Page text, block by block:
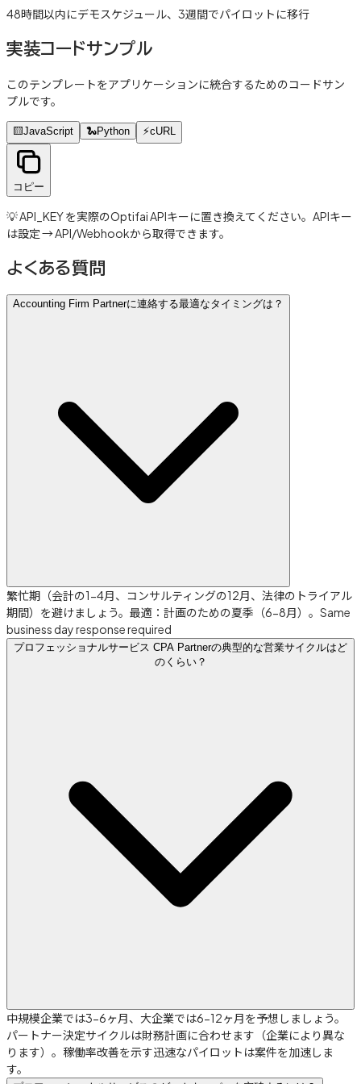
48時間以内にデモスケジュール、3週間でパイロットに移行
実装コードサンプル
このテンプレートをアプリケーションに統合するためのコードサン
プルです。
🟨JavaScript 🐍Python ⚡cURL
コピー
💡 API_KEY を実際のOptifai APIキーに置き換えてください。APIキー
は設定 → API/Webhookから取得できます。
よくある質問
Accounting Firm Partnerに連絡する最適なタイミングは？
繁忙期（会計の1-4月、コンサルティングの12月、法律のトライアル
期間）を避けましょう。最適：計画のための夏季（6-8月）。Same
business day response required
プロフェッショナルサービス CPA Partnerの典型的な営業サイクルはど
のくらい？
中規模企業では3-6ヶ月、大企業では6-12ヶ月を予想しましょう。
パートナー決定サイクルは財務計画に合わせます（企業により異な
ります）。稼働率改善を示す迅速なパイロットは案件を加速しま
す。